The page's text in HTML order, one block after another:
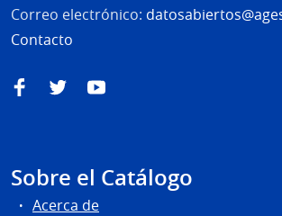
Correo electrónico:
Contacto
FacebookTwitterYouTube
Sobre el Catálogo
Acerca de